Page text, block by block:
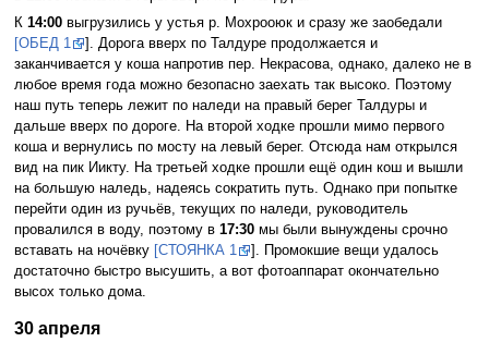
К 14:00выгрузились у устья р. Мохрооюк и сразу же заобедали
[ОБЕД 1
]. Дорога вверх по Талдуре продолжается и
заканчивается у коша напротив пер. Некрасова, однако, далеко не в
любое время года можно безопасно заехать так высоко. Поэтому
наш путь теперь лежит по наледи на правый берег Талдуры и
дальше вверх по дороге. На второй ходке прошли мимо первого
коша и вернулись по мосту на левый берег. Отсюда нам открылся
вид на пик Иикту. На третьей ходке прошли ещё один кош и вышли
на большую наледь, надеясь сократить путь. Однако при попытке
перейти один из ручьёв, текущих по наледи, руководитель
провалился в воду, поэтому в 17:30мы были вынуждены срочно
вставать на ночёвку [СТОЯНКА 1
]. Промокшие вещи удалось
достаточно быстро высушить, а вот фотоаппарат окончательно
высох только дома.
30 апреля